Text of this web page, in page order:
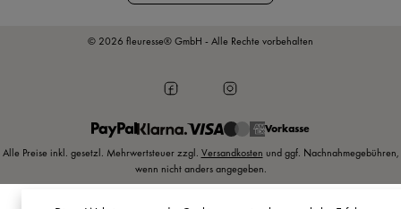
© 2026 fleuresse® GmbH - Alle Rechte vorbehalten
Vorkasse
Alle Preise inkl. gesetzl. Mehrwertsteuer zzgl. Versandkosten und ggf. Nachnahmegebühren,
wenn nicht anders angegeben.